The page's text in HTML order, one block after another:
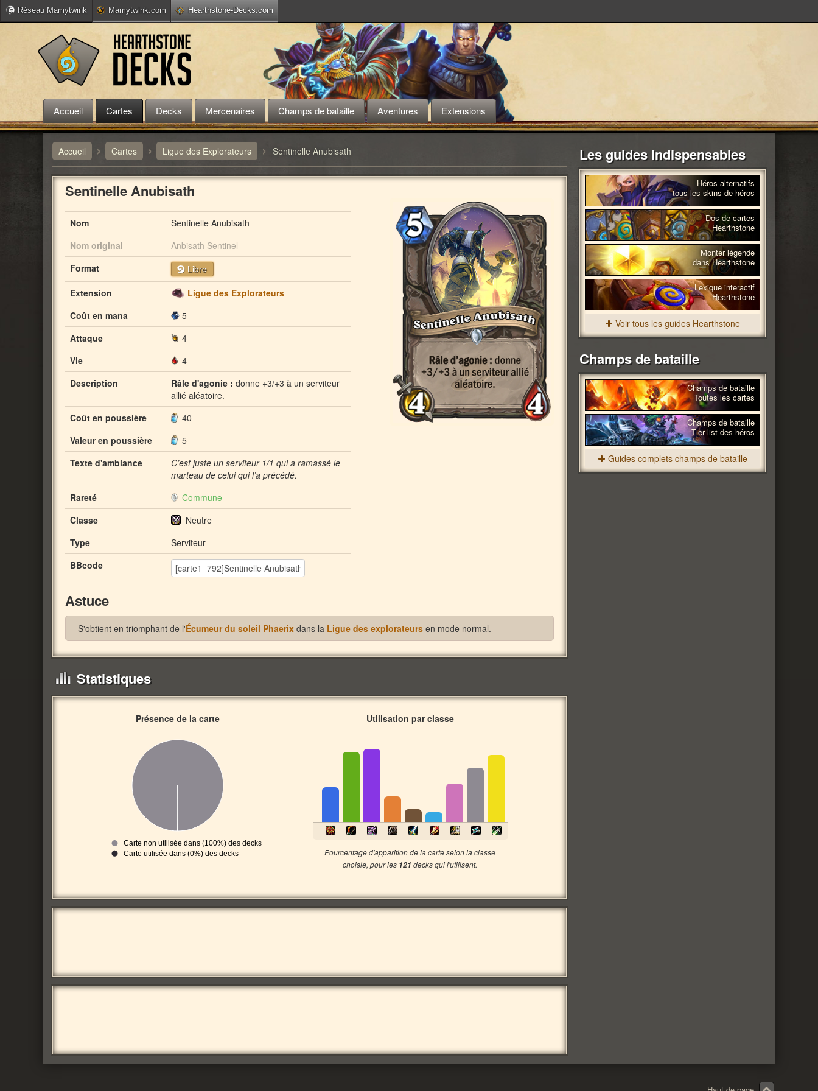
Réseau Mamytwink Mamytwink.com Hearthstone-Decks.com
Accueil Cartes Decks Mercenaires Champs de bataille Aventures Extensions
Accueil › Cartes › Ligue des Explorateurs › Sentinelle Anubisath
Sentinelle Anubisath
Nom
Sentinelle Anubisath
Nom original
Anbisath Sentinel
Format
Libre
Extension
Ligue des Explorateurs
Coût en mana
5
Attaque
4
Vie
4
Description
Râle d'agonie : donne +3/+3 à un serviteur
allié aléatoire.
Coût en poussière
40
Valeur en poussière
5
Texte d'ambiance
C’est juste un serviteur 1/1 qui a ramassé le
marteau de celui qui l’a précédé.
Rareté
Commune
Classe
Neutre
Type
Serviteur
BBcode
Astuce
S'obtient en triomphant de l'Écumeur du soleil Phaerix dans la Ligue des explorateurs en mode normal.
Statistiques
Présence de la carte
Carte non utilisée dans (100%) des decks
Carte utilisée dans (0%) des decks
Utilisation par classe
Pourcentage d'apparition de la carte selon la classe
choisie, pour les 121 decks qui l'utilisent.
Les guides indispensables
Héros alternatifs
tous les skins de héros
Dos de cartes
Hearthstone
Monter légende
dans Hearthstone
Lexique interactif
Hearthstone
Voir tous les guides Hearthstone
Champs de bataille
Champs de bataille
Toutes les cartes
Champs de bataille
Tier list des héros
Guides complets champs de bataille